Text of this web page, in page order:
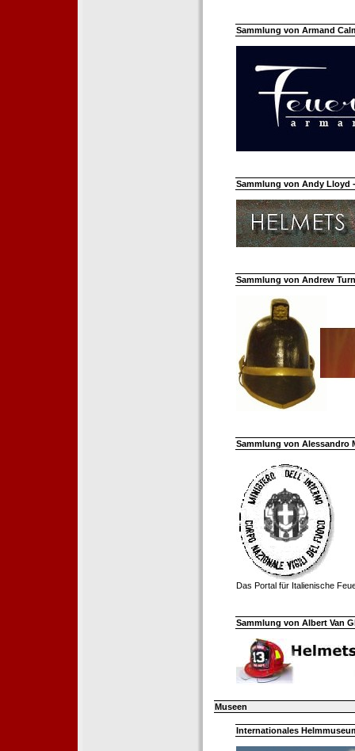
Sammlung von Armand
Sammlung von Andy Lloyd
Sammlung von Andrew
Sammlung von Alessandro
Das Portal für Italienische
Sammlung von Albert Van
Museen
Internationales